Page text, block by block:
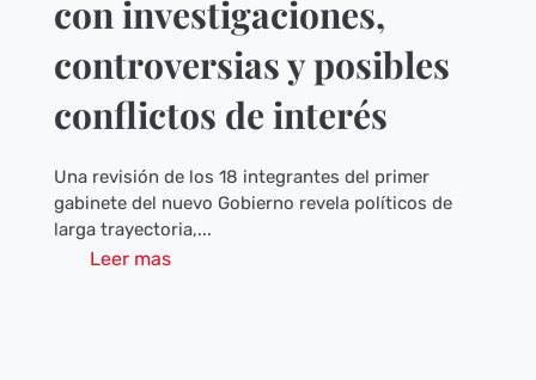
con investigaciones,
controversias y posibles
conflictos de interés
Una revisión de los 18 integrantes del primer
gabinete del nuevo Gobierno revela políticos de
larga trayectoria,...
Leer mas